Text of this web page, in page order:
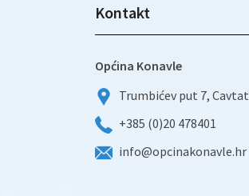
Kontakt
Općina Konavle
Trumbićev put 7, Cavtat
+385 (0)20 478401
info@opcinakonavle.hr